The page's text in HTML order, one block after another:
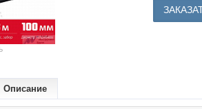
Описание